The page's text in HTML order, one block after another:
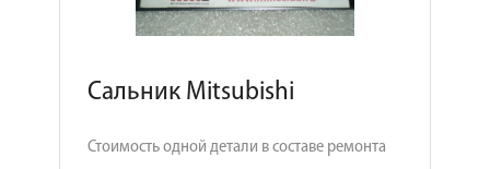
Сальник Mitsubishi
Стоимость одной детали в составе ремонта